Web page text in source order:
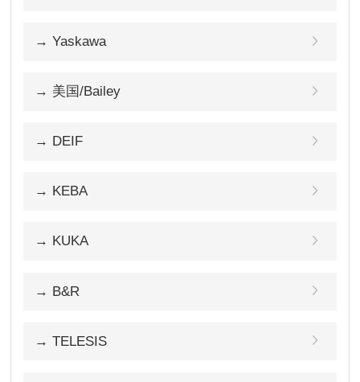
→ Yaskawa
→ 美国/Bailey
→ DEIF
→ KEBA
→ KUKA
→ B&R
→ TELESIS